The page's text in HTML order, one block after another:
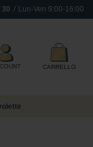
30 / Lun-Ven 9:00-16:00
visualizzare i
CARRELLO